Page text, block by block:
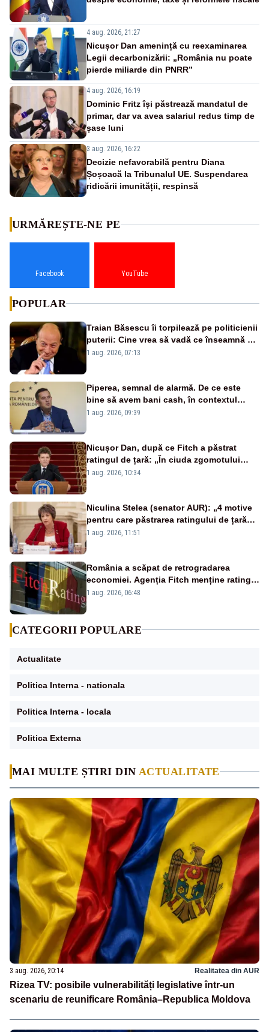
4 aug. 2026, 21:27
Nicușor Dan amenință cu reexaminarea
Legii decarbonizării: „România nu poate
pierde miliarde din PNRR”
4 aug. 2026, 16:19
Dominic Fritz își păstrează mandatul de
primar, dar va avea salariul redus timp de
șase luni
3 aug. 2026, 16:22
Decizie nefavorabilă pentru Diana
Șoșoacă la Tribunalul UE. Suspendarea
ridicării imunității, respinsă
MAI MULTE ȘTIRI DIN ACTUALITATE
3 aug. 2026, 20:14 Realitatea din AUR
Rizea TV: posibile vulnerabilități legislative într-un
scenariu de reunificare România–Republica Moldova
URMĂREȘTE-NE PE
Facebook YouTube
POPULAR
Traian Băsescu îi torpilează pe politicienii
puterii: Cine vrea să vadă ce înseamnă să
fii prost, se uită la România
1 aug. 2026, 07:13
Piperea, semnal de alarmă. De ce este
bine să avem bani cash, în contextul
alertei energetice?
1 aug. 2026, 09:39
Nicușor Dan, după ce Fitch a păstrat
ratingul de țară: „În ciuda zgomotului
politic, România funcționează”
1 aug. 2026, 10:34
Niculina Stelea (senator AUR): „4 motive
pentru care păstrarea ratingului de țară
nu este o reușită pentru Guvernul
1 aug. 2026, 11:51
România a scăpat de retrogradarea
economiei. Agenția Fitch menține ratingul
„BBB-” cu perspectivă negativă
1 aug. 2026, 06:48
CATEGORII POPULARE
Actualitate
Politica Interna - nationala
Politica Interna - locala
Politica Externa